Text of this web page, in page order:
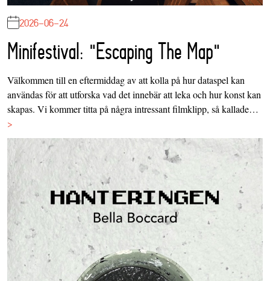
2026-06-24
Minifestival: "Escaping The Map"
Välkommen till en eftermiddag av att kolla på hur dataspel kan
användas för att utforska vad det innebär att leka och hur konst kan
skapas. Vi kommer titta på några intressant filmklipp, så kallade…
>